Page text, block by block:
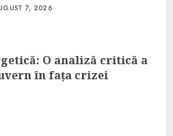
7, 2026
O analiză critică a
în fața crizei